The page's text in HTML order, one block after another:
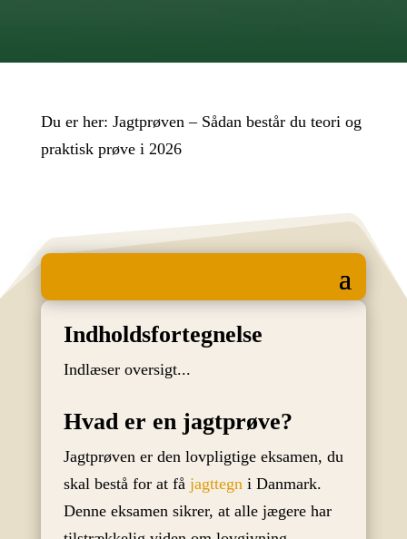
Du er her: Jagtprøven – Sådan består du teori og
praktisk prøve i 2026
Indholdsfortegnelse
Indlæser oversigt...
Hvad er en jagtprøve?
Jagtprøven er den lovpligtige eksamen, du
skal bestå for at få jagttegni Danmark.
Denne eksamen sikrer, at alle jægere har